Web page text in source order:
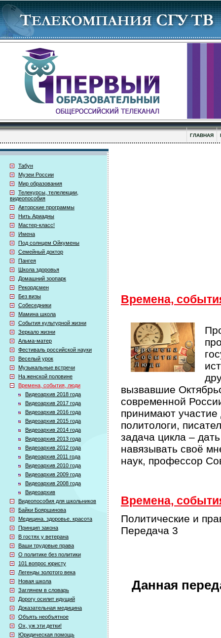
ГЛАВНАЯ
Табун
Музеи России
Мир образования
Телекурсы, телелекции,
видеопособия
Авторские программы
Нить Ариадны
Мастер-класс!
Имена
Под солнцем Ойкумены
Семейный доктор
Пангея
Школа здоровья
Домашний зоопарк
Рекордсмен
Без визы
Собеседники
Мамина школа
События культурной жизни
Зеркало жизни
Альма-матер
Фестиваль российской науки
Веселый урок
Музыкальные встречи
На женской половине
Времена, события, люди
Видеоархив 2018 года
Видеоархив 2017 года
Видеоархив 2016 года
Видеоархив 2015 года
Видеоархив 2014 года
Видеоархив 2013 года
Видеоархив 2012 года
Видеоархив 2011 года
Видеоархив 2010 года
Видеоархив 2009 года
Видеоархив 2008 года
Видеоархив
Видеопособия для школьников
Байки Бояршинова
Медицина. здоровье. красота
Принцип закона
В гостях у ветерана
Ваши трудовые права
О политике без политики
101 вопрос юристу
Легенды золотого века
Новая школа
Заглянем в словарь
Дорогу осилит идущий
Доказательная медицина
Объять необъятное
Ох, уж эти детки!
Юридическая помощь
Времена,
вызвавшие
современной
принимают участие
политологи,
задача цикла –
навязывать своё
наук, профессор
Времена,
Политические и
Передача 3
Данная